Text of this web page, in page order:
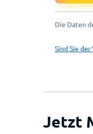
Die Daten
Sind Sie
Jetzt